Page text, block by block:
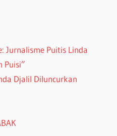
Jurnalisme Puitis Linda
Puisi”
Djalil Diluncurkan